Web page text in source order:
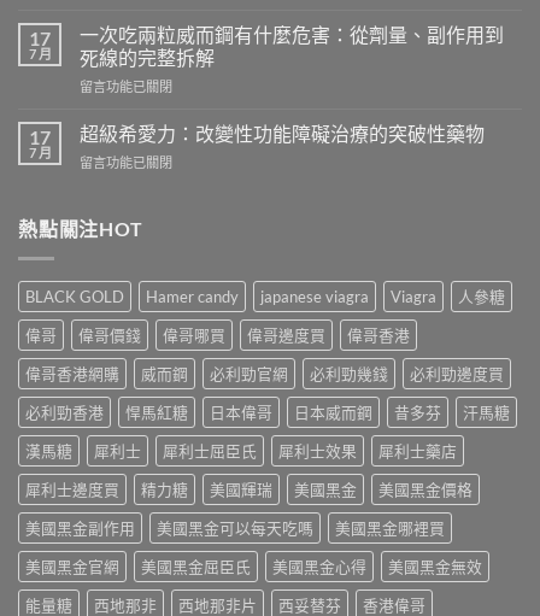
會
怎
樣？
從
實
案
學
風
聰
明
替
代
方
案
一
次
解
析〉
中
威
壯
頭
怎
辦？
鐘
法
＋
預
防
再
發，
完
整
略
一
次
看〉
中
17
7 月
一次吃兩粒威而鋼有什麼危害：從劑量、副作用到
死線的完整拆解
在
次
吃
兩
而
什
麼
危
害：
從
劑
量、
副
用
到
死
線
的
完
留言功能已關閉
17
7 月
超級希愛力：改變性功能障礙治療的突破性藥物
在
希
愛
改
變
性
功
能
障
礙
治
的
突
破
性
藥
物〉
中
留言功能已關閉
熱點關注HOT
BLACK GOLD Hamer candy japanese viagra Viagra
人參糖
偉哥
偉哥價錢 偉哥哪買 偉哥邊度買
偉哥香港
偉哥香港網購
威而鋼 必利勁官網 必利勁幾錢
必利勁邊度買
必利勁香港
悍馬紅糖 日本偉哥 日本威而鋼 昔多芬
汗馬糖
漢馬糖
犀利士 犀利士屈臣氏 犀利士效果
犀利士藥店
犀利士邊度買
精力糖 美國輝瑞 美國黑金
美國黑金價格
美國黑金副作用
美國黑金可以每天吃嗎
美國黑金哪裡買
美國黑金官網
美國黑金屈臣氏 美國黑金心得
美國黑金無效
能量糖
西地那非 西地那非片 西妥替芬 香港偉哥